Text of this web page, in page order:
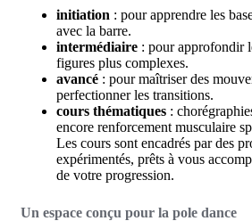
initiation : pour apprendre les
avec la barre.
intermédiaire : pour approfondir
figures plus complexes.
avancé : pour maîtriser des
perfectionner les transitions.
cours thématiques :
encore renforcement musculaire
Les cours sont encadrés par des
expérimentés, prêts à vous
de votre progression.
Un espace conçu pour la pole dance